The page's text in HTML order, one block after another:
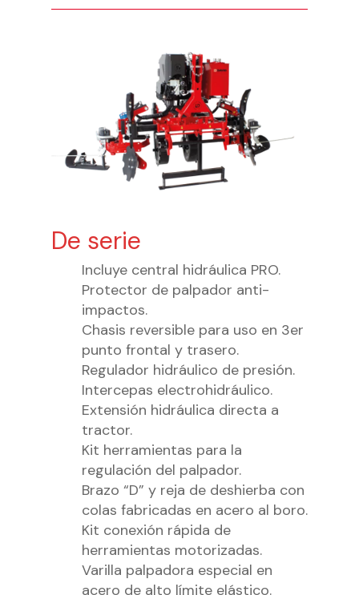
De serie
Incluye central hidráulica PRO.
Protector de palpador anti-
impactos.
Chasis reversible para uso en 3er
punto frontal y trasero.
Regulador hidráulico de presión.
Intercepas electrohidráulico.
Extensión hidráulica directa a
tractor.
Kit herramientas para la
regulación del palpador.
Brazo “D” y reja de deshierba con
colas fabricadas en acero al boro.
Kit conexión rápida de
herramientas motorizadas.
Varilla palpadora especial en
acero de alto límite elástico.